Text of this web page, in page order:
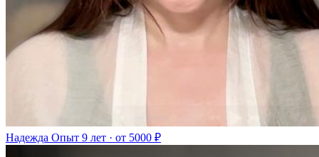
Надежда Опыт 9 лет · от 5000 ₽